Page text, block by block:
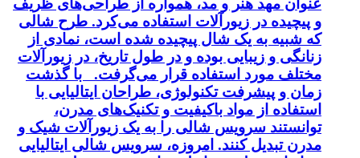
عنوان مهد هنر و مد، همواره از طراحی‌های ظریف
و پیچیده در زیورآلات استفاده می‌کرد. طرح شالی
که شبیه به یک شال پیچیده شده است، نمادی از
زنانگی و زیبایی بوده و در طول تاریخ، در زیورآلات
مختلف مورد استفاده قرار می‌گرفت. با گذشت
زمان و پیشرفت تکنولوژی، طراحان ایتالیایی با
استفاده از مواد باکیفیت و تکنیک‌های مدرن،
توانستند سرویس شالی را به یک زیورآلات شیک و
مدرن تبدیل کنند. امروزه، سرویس شالی ایتالیایی